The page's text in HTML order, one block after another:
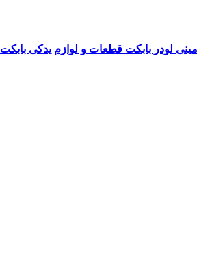
مینی لودر بابکت قطعات و لوازم یدکی بابکت